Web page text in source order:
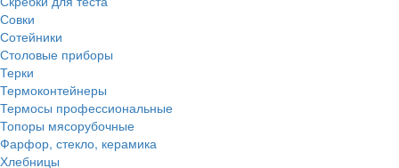
Совки
Сотейники
Столовые приборы
Терки
Термоконтейнеры
Термосы профессиональные
Топоры мясорубочные
Фарфор, стекло, керамика
Хлебницы